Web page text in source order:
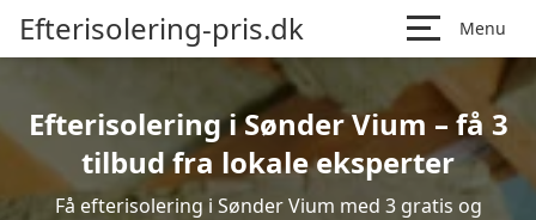
Efterisolering-pris.dk Menu
Efterisolering i Sønder Vium – få 3
tilbud fra lokale eksperter
Få efterisolering i Sønder Vium med 3 gratis og